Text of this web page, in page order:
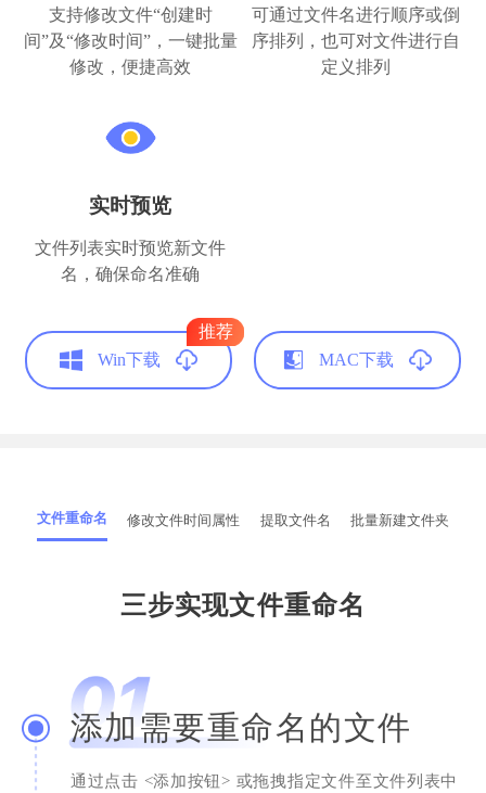
支持修改文件“创建时
间”及“修改时间”，一键批量
修改，便捷高效
可通过文件名进行顺序或倒
序排列，也可对文件进行自
定义排列
实时预览
文件列表实时预览新文件
名，确保命名准确
Win下载
推荐
MAC下载
文件重命名 修改文件时间属性 提取文件名 批量新建文件夹
三步实现文件重命名
添加需要重命名的文件
通过点击 <添加按钮> 或拖拽指定文件至文件列表中